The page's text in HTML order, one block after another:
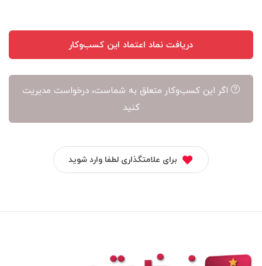
دریافت نماد اعتماد این کسب‌وکار
اگر این کسب‌وکار متعلق به شماست، درخواست مدیریت
کنید
برای علامتگذاری لطفا وارد شوید